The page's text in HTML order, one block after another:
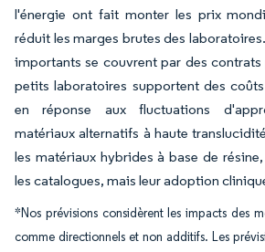
l'énergie ont fait monter les prix
réduit les marges brutes des
importants se couvrent par des contrats
petits laboratoires supportent des
en réponse aux fluctuations
matériaux alternatifs à haute
les matériaux hybrides à base de
les catalogues, mais leur adoption
*Nos prévisions considèrent les impacts des
comme directionnels et non additifs. Les